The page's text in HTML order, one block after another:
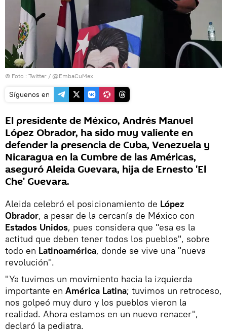
© Foto : Twitter / @EmbaCuMex
Síguenos en
El presidente de México, Andrés Manuel
López Obrador, ha sido muy valiente en
defender la presencia de Cuba, Venezuela y
Nicaragua en la Cumbre de las Américas,
aseguró Aleida Guevara, hija de Ernesto 'El
Che' Guevara.
Aleida celebró el posicionamiento de López
Obrador, a pesar de la cercanía de México con
Estados Unidos, pues considera que "esa es la
actitud que deben tener todos los pueblos", sobre
todo en Latinoamérica, donde se vive una "nueva
revolución".
"Ya tuvimos un movimiento hacia la izquierda
importante en América Latina; tuvimos un retroceso,
nos golpeó muy duro y los pueblos vieron la
realidad. Ahora estamos en un nuevo renacer",
declaró la pediatra.